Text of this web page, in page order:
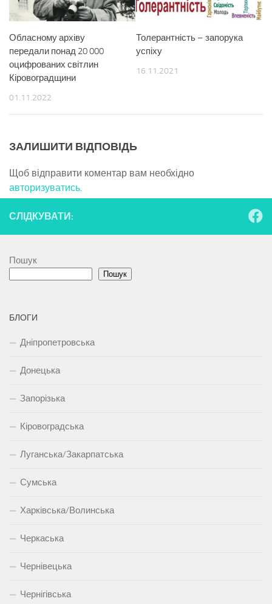
Обласному архіву
передали понад 20 000
оцифрованих світлин
Кіровоградщини
01.11.2022
Толерантність – запорука
успіху
16.11.2021
ЗАЛИШИТИ ВІДПОВІДЬ
Щоб відправити коментар вам необхідно
авторизуватись.
СЛІДКУВАТИ:
Пошук
Пошук
БЛОГИ
Дніпропетровська
Донецька
Запорізька
Кіровоградська
Луганська/Закарпатська
Сумська
Харківська/Волинська
Черкаська
Чернівецька
Чернігівська